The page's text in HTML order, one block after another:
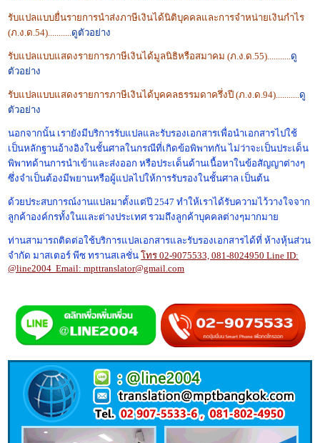
รับแปลแบบยื่นรายการนำส่งภาษีเงินได้นิติบุคคลและการจำหน่ายเงินกำไร
(ภ.ง.ด.54)
ดูตัวอย่าง
รับแปลแบบแสดงรายการภาษีเงินได้มูลนิธิหรือสมาคม (ภ.ง.ด.55)
ดู
ตัวอย่าง
รับแปลแบบแสดงรายการภาษีเงินได้บุคคลธรรมดาครึ่งปี (ภ.ง.ด.94)
ดู
ตัวอย่าง
นอกจากนั้น เรายังมีบริการรับแปลและรับรองเอกสารเพื่อนำเอกสารไปใช้
เป็นหลักฐานอ้างอิงในชั้นศาลในกรณีที่เกิดข้อพิพาทกันไม่ว่าจะเป็นประเด็น
พิพาทด้านการนำเข้าและส่งออก หรือประเด็นด้านเนื้อหาในข้อสัญญาต่างๆ
ซึ่งจำเป็นต้องมีพยานหรือผู้แปลไปให้การรับรองในชั้นศาล เป็นต้น
ด้วยประสบการณ์งานแปลมาตั้งแต่ปี 2547 ทำให้เราได้รับความไว้วางใจจาก
ลูกค้าองค์กรทั้งในและต่างประเทศรวมถึงลูกค้าบุคคลต่างๆมากมาย
ท่านสามารถติดต่อใช้บริการแปลเอกสารและรับรองเอกสารได้ที่ ห้างหุ้นส่วน
จำกัด มาสเตอร์ พีซ ทรานสเลชั่นโทร 02-9075533, 081-8024950 Line ID:
@line2004Email: mpttranslator@gmail.com